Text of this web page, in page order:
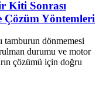
Kiti Sonrası
Çözüm Yöntemleri
dönmemesi
durumu ve motor
çözümü için doğru